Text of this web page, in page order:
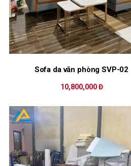
Sofa da văn phòng SVP-02
10,800,000 Đ